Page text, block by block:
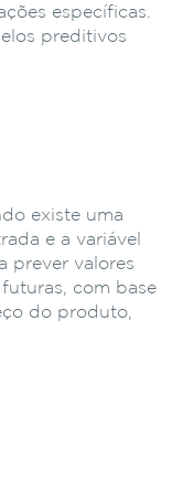
específicas.
preditivos
existe uma
e a variável
prever valores
com base
do produto,